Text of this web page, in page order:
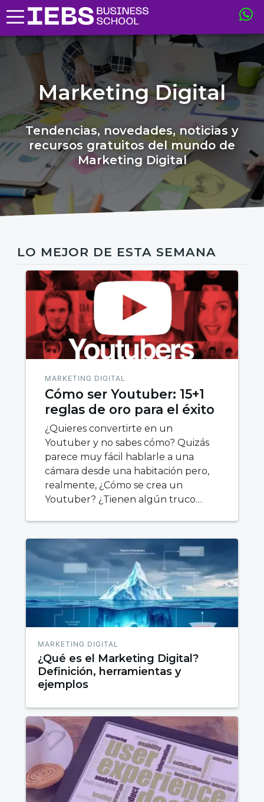
Marketing Digital
Tendencias, novedades, noticias y
recursos gratuitos del mundo de
Marketing Digital
LO MEJOR DE ESTA SEMANA
MARKETING DIGITAL
Cómo ser Youtuber: 15+1
reglas de oro para el éxito
¿Quieres convertirte en un
Youtuber y no sabes cómo? Quizás
parece muy fácil hablarle a una
cámara desde una habitación pero,
realmente, ¿Cómo se crea un
Youtuber? ¿Tienen algún truco…
MARKETING DIGITAL
¿Qué es el Marketing Digital?
Definición, herramientas y
ejemplos